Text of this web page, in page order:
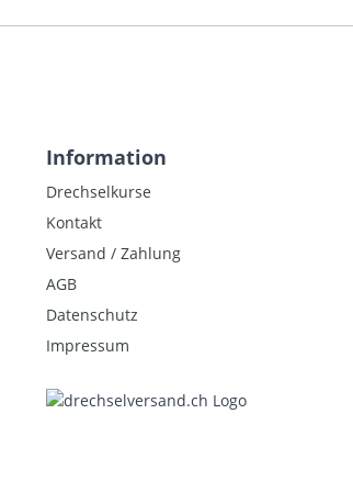
Information
Drechselkurse
Kontakt
Versand / Zahlung
AGB
Datenschutz
Impressum